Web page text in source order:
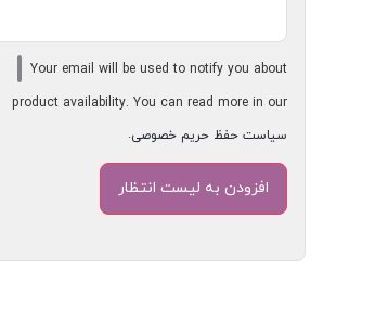
Your email will be used to notify you about
product availability. You can read more in our
سیاست حفظ حریم خصوصی.